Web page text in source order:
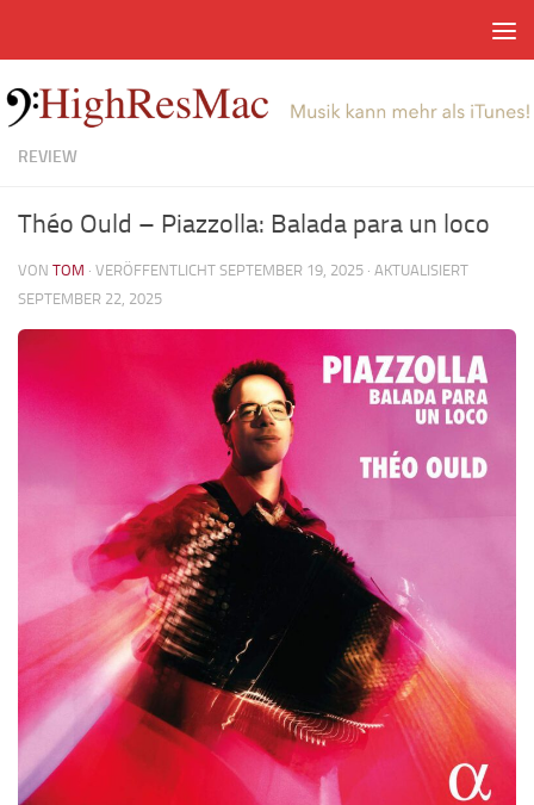
REVIEW
Théo Ould – Piazzolla: Balada para un loco
VON TOM · VERÖFFENTLICHT SEPTEMBER 19, 2025 · AKTUALISIERT
SEPTEMBER 22, 2025